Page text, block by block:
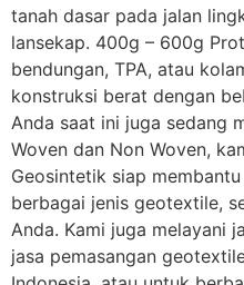
tanah dasar pada jalan
lansekap. 400g – 600g
bendungan, TPA, atau
konstruksi berat dengan
Anda saat ini juga sedang
Woven dan Non Woven,
Geosintetik siap
berbagai jenis geotextile,
Anda. Kami juga melayani
jasa pemasangan